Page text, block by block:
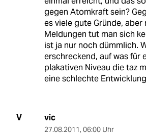
gegen Atomkraft sein?
es viele gute Gründe, aber
Meldungen tut man sich
ist ja nur noch dümmlich.
erschreckend, auf was für
plakativen Niveau die taz
eine schlechte
V vic
27.08.2011, 06:00 Uhr